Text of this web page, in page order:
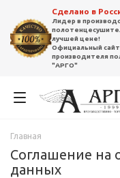
Сделано в
Лидер в
лучшей цене!
Официальный сайт
производителя
"АРГО"
Главная
Соглашение на
данных